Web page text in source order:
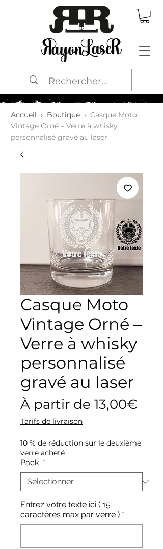
Accueil › Boutique › Casque Moto
Vintage Orné – Verre à whisky
personnalisé gravé au laser
Casque Moto
Vintage Orné –
Verre à whisky
personnalisé
gravé au laser
À partir de 13,00€
Tarifs de livraison
10 % de réduction sur le deuxième
verre acheté
Pack *
Entrez votre texte ici ( 15
caractères max par verre ) *